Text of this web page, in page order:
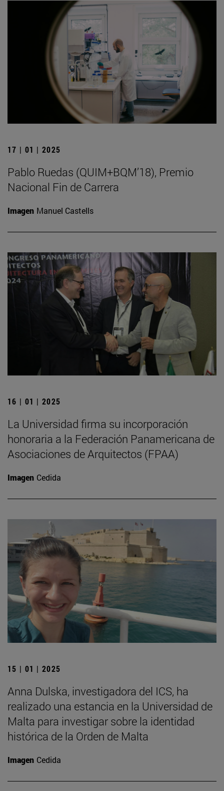
17 | 01 | 2025
Pablo Ruedas (QUIM+BQM’18), Premio
Nacional Fin de Carrera
Imagen Manuel Castells
16 | 01 | 2025
La Universidad firma su incorporación
honoraria a la Federación Panamericana de
Asociaciones de Arquitectos (FPAA)
Imagen Cedida
15 | 01 | 2025
Anna Dulska, investigadora del ICS, ha
realizado una estancia en la Universidad de
Malta para investigar sobre la identidad
histórica de la Orden de Malta
Imagen Cedida